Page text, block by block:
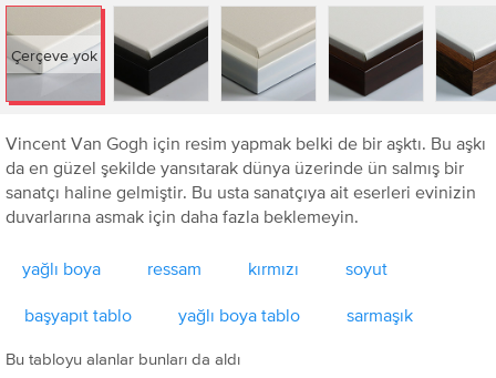
Çerçeve yok
Vincent Van Gogh için resim yapmak belki de bir aşktı. Bu aşkı
da en güzel şekilde yansıtarak dünya üzerinde ün salmış bir
sanatçı haline gelmiştir. Bu usta sanatçıya ait eserleri evinizin
duvarlarına asmak için daha fazla beklemeyin.
yağlı boya ressam kırmızı soyut
başyapıt tablo yağlı boya tablo sarmaşık
Bu tabloyu alanlar bunları da aldı